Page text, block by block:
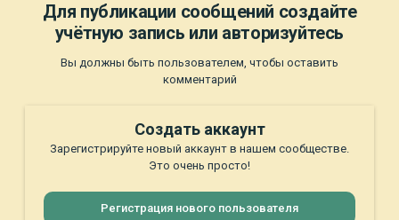
Для публикации сообщений создайте
учётную запись или авторизуйтесь
Вы должны быть пользователем, чтобы оставить
комментарий
Создать аккаунт
Зарегистрируйте новый аккаунт в нашем сообществе.
Это очень просто!
Регистрация нового пользователя